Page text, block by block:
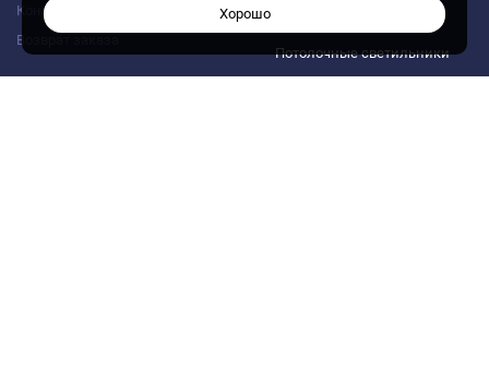
Контакты
Возврат заказа
Потолочные светильники
Хорошо